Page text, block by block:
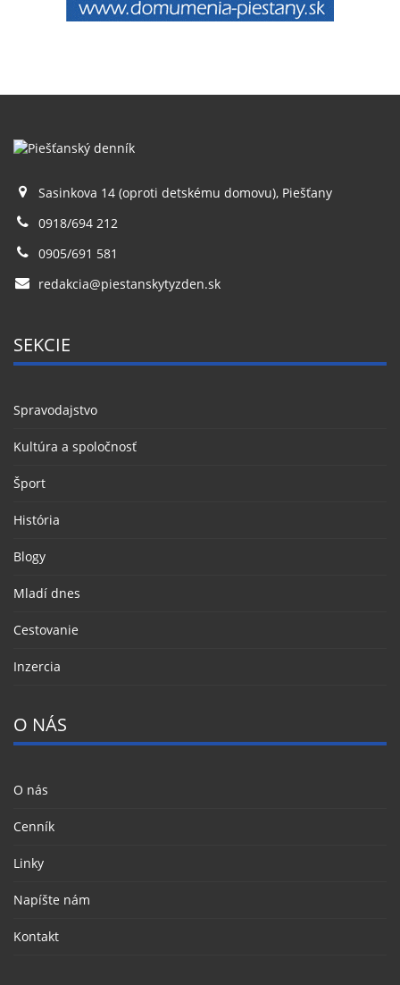
Sasinkova 14 (oproti detskému domovu), Piešťany
0918/694 212
0905/691 581
redakcia@piestanskytyzden.sk
SEKCIE
Spravodajstvo
Kultúra a spoločnosť
Šport
História
Blogy
Mladí dnes
Cestovanie
Inzercia
O NÁS
O nás
Cenník
Linky
Napíšte nám
Kontakt